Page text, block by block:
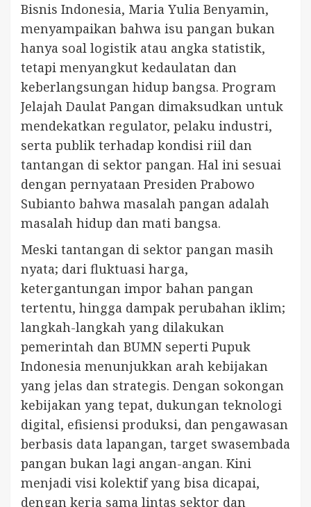
Bisnis Indonesia, Maria Yulia Benyamin,
menyampaikan bahwa isu pangan bukan
hanya soal logistik atau angka statistik,
tetapi menyangkut kedaulatan dan
keberlangsungan hidup bangsa. Program
Jelajah Daulat Pangan dimaksudkan untuk
mendekatkan regulator, pelaku industri,
serta publik terhadap kondisi riil dan
tantangan di sektor pangan. Hal ini sesuai
dengan pernyataan Presiden Prabowo
Subianto bahwa masalah pangan adalah
masalah hidup dan mati bangsa.
Meski tantangan di sektor pangan masih
nyata; dari fluktuasi harga,
ketergantungan impor bahan pangan
tertentu, hingga dampak perubahan iklim;
langkah-langkah yang dilakukan
pemerintah dan BUMN seperti Pupuk
Indonesia menunjukkan arah kebijakan
yang jelas dan strategis. Dengan sokongan
kebijakan yang tepat, dukungan teknologi
digital, efisiensi produksi, dan pengawasan
berbasis data lapangan, target swasembada
pangan bukan lagi angan-angan. Kini
menjadi visi kolektif yang bisa dicapai,
dengan kerja sama lintas sektor dan